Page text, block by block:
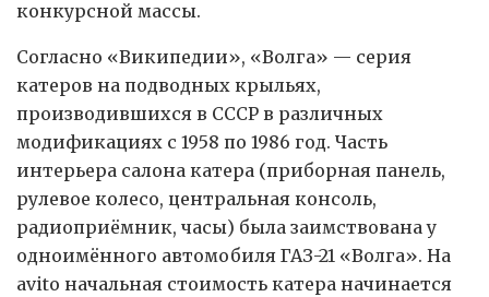
конкурсной массы.
Согласно «Википедии», «Волга» — серия
катеров на подводных крыльях,
производившихся в СССР в различных
модификациях c 1958 по 1986 год. Часть
интерьера салона катера (приборная панель,
рулевое колесо, центральная консоль,
радиоприёмник, часы) была заимствована у
одноимённого автомобиля ГАЗ-21 «Волга». На
avito начальная стоимость катера начинается